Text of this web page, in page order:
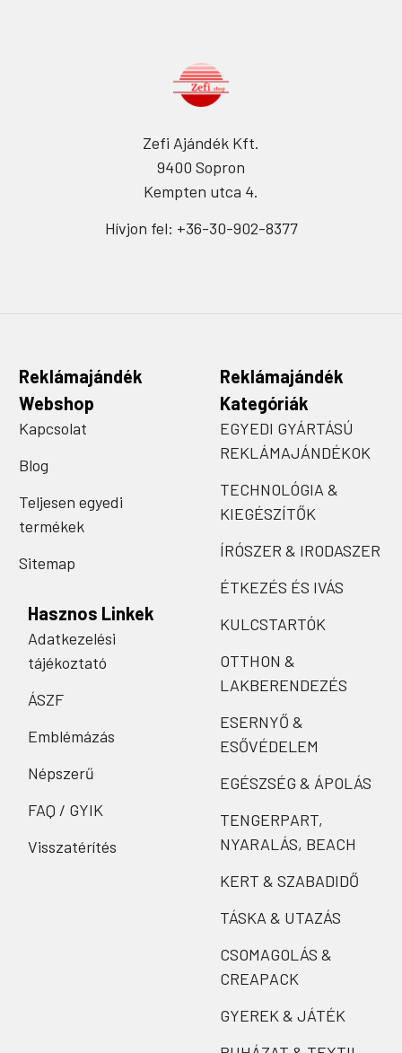
Zefi Ajándék Kft.
9400 Sopron
Kempten utca 4.
Hívjon fel: +36-30-902-8377
Reklámajándék
Webshop
Kapcsolat
Blog
Teljesen egyedi
termékek
Sitemap
Hasznos Linkek
Adatkezelési
tájékoztató
ÁSZF
Emblémázás
Népszerű
FAQ / GYIK
Visszatérítés
Reklámajándék
Kategóriák
EGYEDI GYÁRTÁSÚ
REKLÁMAJÁNDÉKOK
TECHNOLÓGIA &
KIEGÉSZÍTŐK
ÍRÓSZER & IRODASZER
ÉTKEZÉS ÉS IVÁS
KULCSTARTÓK
OTTHON &
LAKBERENDEZÉS
ESERNYŐ &
ESŐVÉDELEM
EGÉSZSÉG & ÁPOLÁS
TENGERPART,
NYARALÁS, BEACH
KERT & SZABADIDŐ
TÁSKA & UTAZÁS
CSOMAGOLÁS &
CREAPACK
GYEREK & JÁTÉK